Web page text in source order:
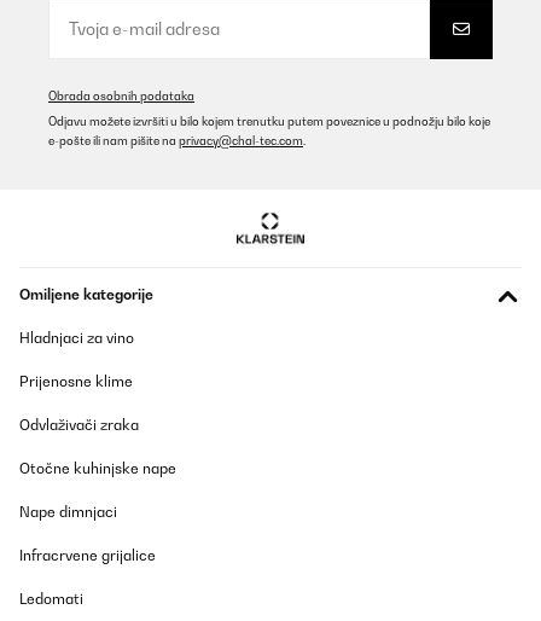
Obrada osobnih podataka
Odjavu možete izvršiti u bilo kojem trenutku putem poveznice u podnožju bilo koje
e-pošte ili nam pišite na privacy@chal-tec.com.
Omiljene kategorije
Hladnjaci za vino
Prijenosne klime
Odvlaživači zraka
Otočne kuhinjske nape
Nape dimnjaci
Infracrvene grijalice
Ledomati